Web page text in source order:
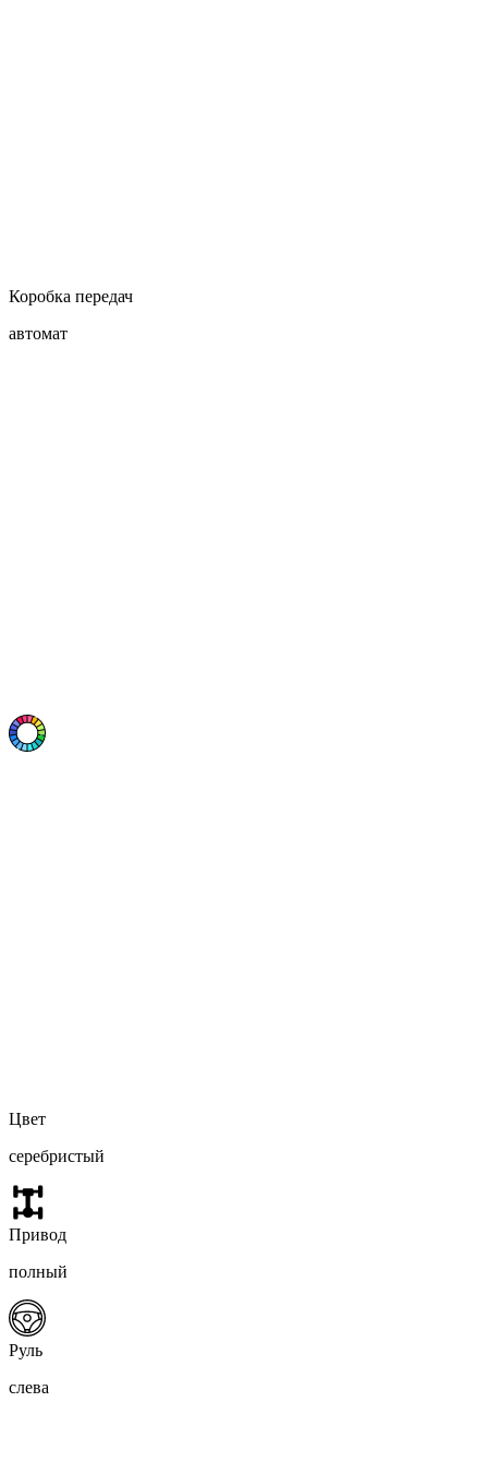
Коробка передач
автомат
Цвет
серебристый
Привод
полный
Руль
слева